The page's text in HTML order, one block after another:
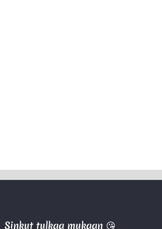
Sinkut tulkaa mukaan 😘